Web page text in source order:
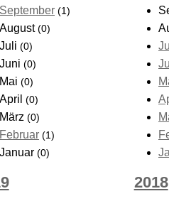
September (1)
August (0)
Juli (0)
Juni (0)
Mai (0)
April (0)
März (0)
Februar (1)
Januar (0)
2018